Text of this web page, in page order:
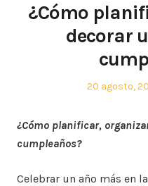
¿Cómo
decorar
Posted
20 agosto,
¿Cómo planificar,
cumpleaños?
Celebrar un año más en